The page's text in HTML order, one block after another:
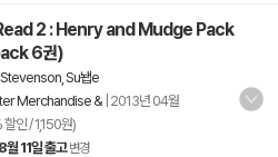
2 : Henry and Mudge Pack
6권)
Stevenson, Su뇁e
Merchandise &| 2013년 04월
인 / 1,150원)
8월 11일 출고 변경